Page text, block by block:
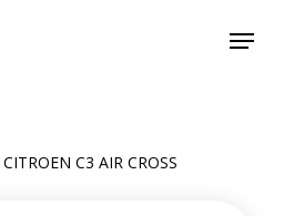
Menu
CITROEN C3 AIR CROSS